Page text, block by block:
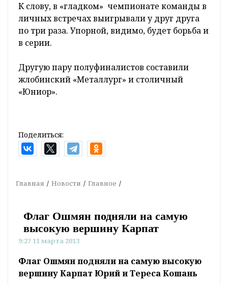
К слову, в «гладком» чемпионате команды в
личных встречах выигрывали у друг друга
по три раза. Упорной, видимо, будет борьба и
в серии.
Другую пару полуфиналистов составили
жлобинский «Металлург» и столичный
«Юниор».
Поделиться:
Главная Новости Главное
Флаг Ошмян подняли на самую
высокую вершину Карпат
9:27 11 марта 2013
Флаг Ошмян подняли на самую высокую
вершину Карпат Юрий и Тереса Кошань